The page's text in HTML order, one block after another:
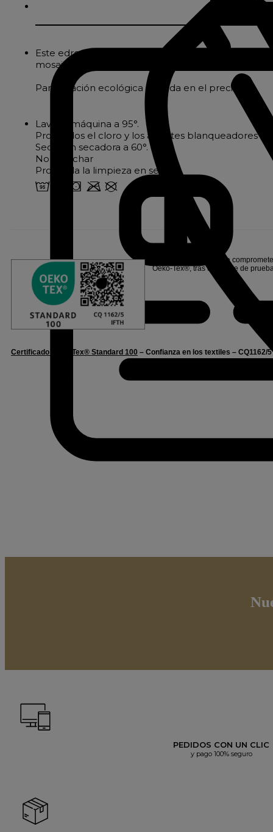
Este edredón cálido y mullido, con un relleno de
mosaico abierto garantiza que el relleno se
Participación ecológica incluida en el precio
Lavar a máquina a 95°.
Prohibidos el cloro y los agentes blanqueadores
Secar en secadora a 60°.
No planchar
Prohibida la limpieza en seco
2 o s m U
Linvosges Hôtellerie se
Oeko-Tex®, tras una serie de
Certificado Oeko-Tex® Standard 100 – Confianza en los textiles – CQ1162/5
PEDIDOS CON UN CLIC
y pago 100% seguro